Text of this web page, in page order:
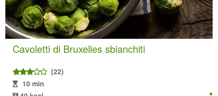
Cavoletti di Bruxelles sbianchiti
(22)
10 min